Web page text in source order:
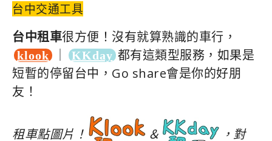
台中交通工具
台中租車很方便！沒有就算熟識的車行，
klook KKday 都有這類型服務，如果是
短暫的停留台中，Go share會是你的好朋
友！
租車點圖片！ ＆ ，對